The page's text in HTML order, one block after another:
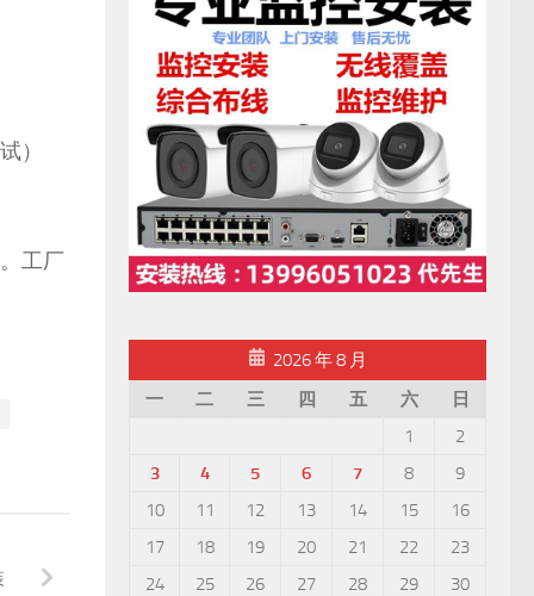
）
工厂
2026 年 8 月
一
二 三 四 五 六
日
1
2
3
4 5 6 7 8
9
10
11 12 13 14 15
16
17
18 19 20 21 22
23
24
25 26 27 28 29
30